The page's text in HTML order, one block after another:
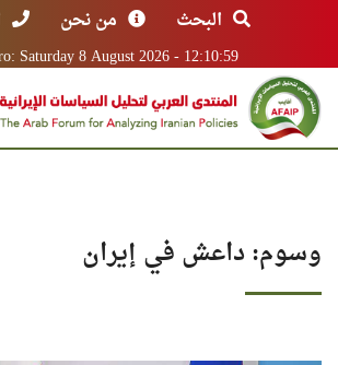
البحث من نحن
Saturday 8 August 2026 - 12:10:59
وسوم: داعش في إيران